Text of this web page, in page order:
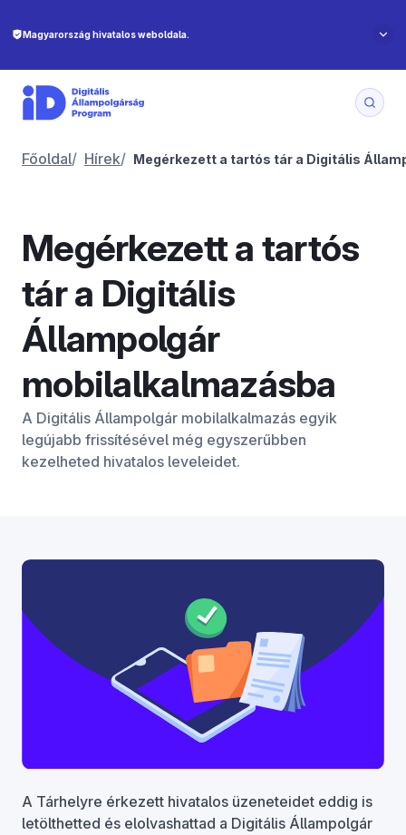
Főoldal/ Hírek/ Megérkezett a tartós tár a Digitális
Megérkezett a tartós
tár a Digitális
Állampolgár
mobilalkalmazásba
A Digitális Állampolgár mobilalkalmazás egyik
legújabb frissítésével még egyszerűbben
kezelheted hivatalos leveleidet.
A Tárhelyre érkezett hivatalos üzeneteidet eddig is
letölthetted és elolvashattad a Digitális Állampolgár